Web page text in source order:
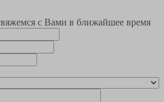
с Вами в ближайшее время